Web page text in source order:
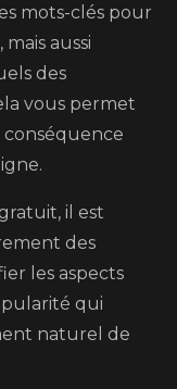
mots-clés pour
aussi
des
vous permet
conséquence
il est
des
les aspects
qui
naturel de